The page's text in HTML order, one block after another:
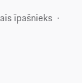
īpašnieks